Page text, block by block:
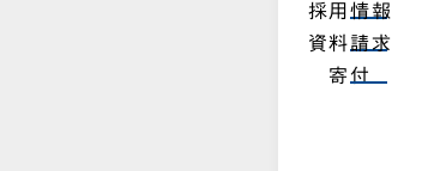
採用情報
資料請求
寄付